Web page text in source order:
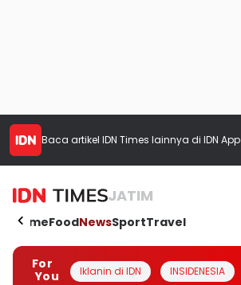
Baca artikel IDN Times lainnya di IDN App
JATIM
HomeFoodNewsSportTravel
For
You
Iklanin di IDN INSIDENESIA